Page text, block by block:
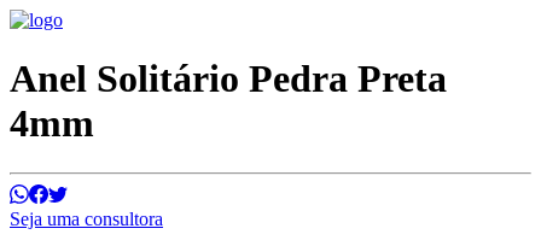
Anel Solitário Pedra Preta
4mm
Seja uma consultora